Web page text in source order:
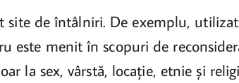
de întâlniri. De exemplu,
este menit în scopuri de
la sex, vârstă, locație, etnie și